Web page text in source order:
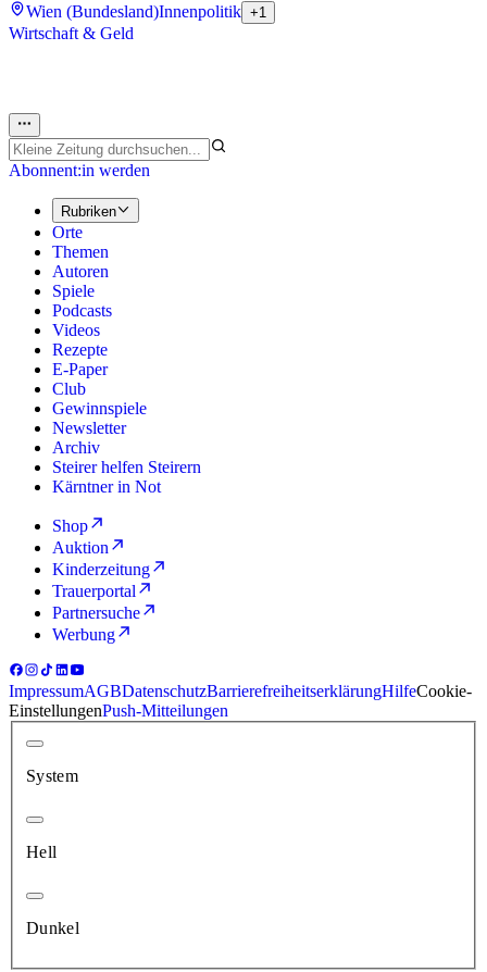
Wien (Bundesland)Innenpolitik +1
Wirtschaft & Geld
Abonnent:in werden
Rubriken
Orte
Themen
Autoren
Spiele
Podcasts
Videos
Rezepte
E-Paper
Club
Gewinnspiele
Newsletter
Archiv
Steirer helfen Steirern
Kärntner in Not
Shop
Auktion
Kinderzeitung
Trauerportal
Partnersuche
Werbung
ImpressumAGBDatenschutzBarrierefreiheitserklärungHilfeCookie-
EinstellungenPush-Mitteilungen
System
Hell
Dunkel